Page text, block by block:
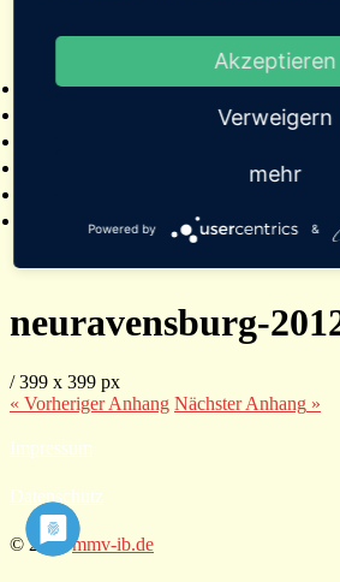
2024
neuravensburg-
/399 x 399 px
« VorherigerAnhang NächsterAnhang »
Impressum
Datenschutz
© 2026mmv-ib.de
Akzeptieren
Verweigern
mehr
Powered by &